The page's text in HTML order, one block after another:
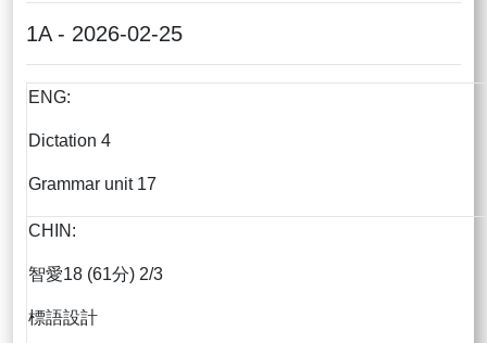
1A - 2026-02-25
ENG:
Dictation 4
Grammar unit 17
CHIN:
智愛18 (61分) 2/3
標語設計